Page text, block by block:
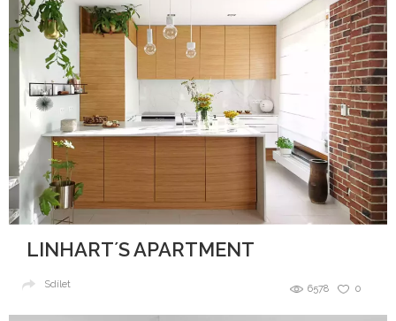
LINHART´S APARTMENT
0
6578
Sdílet